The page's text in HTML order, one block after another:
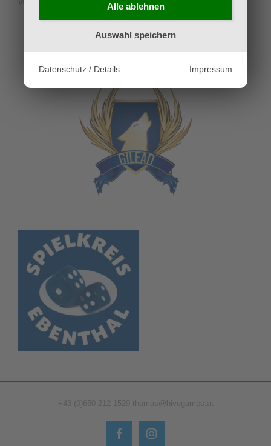
Alle ablehnen
Auswahl speichern
Datenschutz / Details Impressum
+43 (0)650 212 1529 thomas@hivegames.at
FacebookInstagram